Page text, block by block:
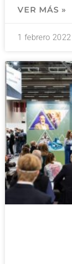
VER MÁS »
1 febrero 2022